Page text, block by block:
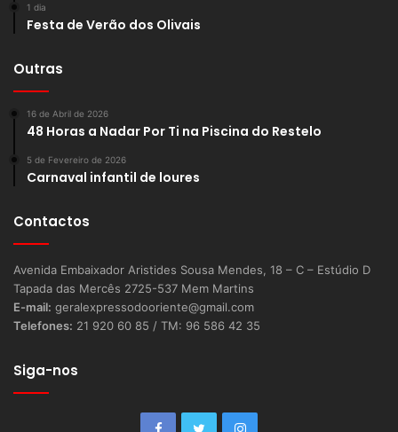
1 dia
Festa de Verão dos Olivais
Outras
16 de Abril de 2026
48 Horas a Nadar Por Ti na Piscina do Restelo
5 de Fevereiro de 2026
Carnaval infantil de loures
Contactos
Avenida Embaixador Aristides Sousa Mendes, 18 – C – Estúdio D
Tapada das Mercês 2725-537 Mem Martins
E-mail: geralexpressodooriente@gmail.com
Telefones: 21 920 60 85 / TM: 96 586 42 35
Siga-nos